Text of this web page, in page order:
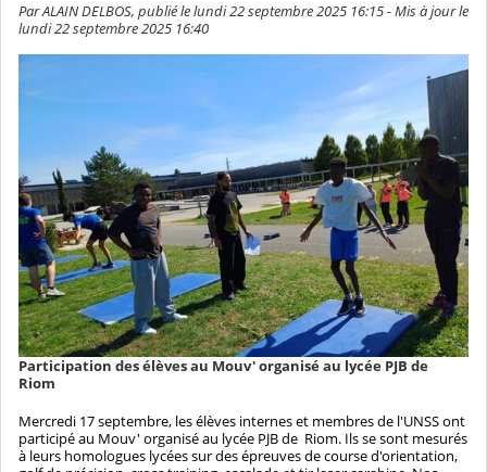
Par ALAIN DELBOS, publié le lundi 22 septembre 2025 16:15 - Mis à jour le
lundi 22 septembre 2025 16:40
Participation des élèves au Mouv' organisé au lycée PJB de
Riom
Mercredi 17 septembre, les élèves internes et membres de l'UNSS ont
participé au Mouv' organisé au lycée PJB de Riom. Ils se sont mesurés
à leurs homologues lycées sur des épreuves de course d'orientation,